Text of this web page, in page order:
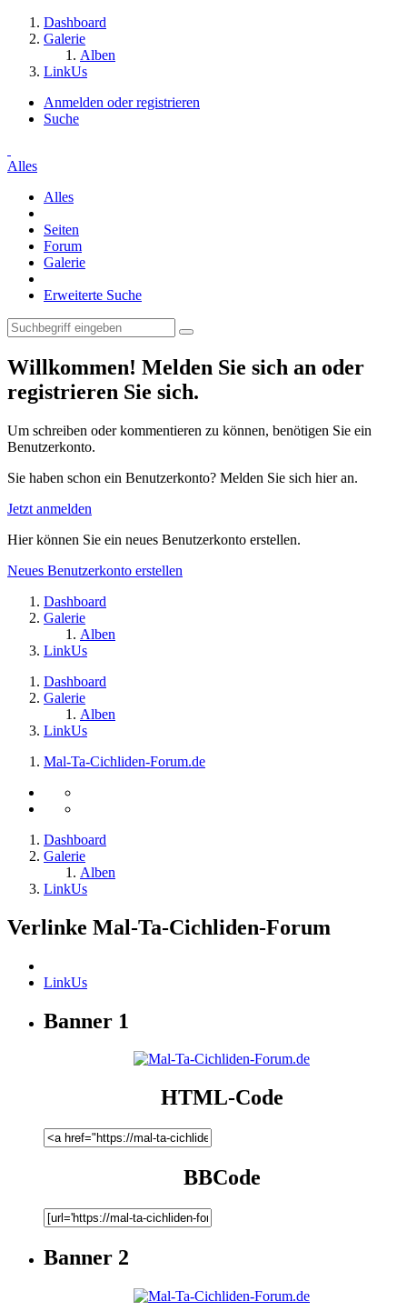
Dashboard
Galerie
Alben
LinkUs
Anmelden oder registrieren
Suche
Alles
Alles
Seiten
Forum
Galerie
Erweiterte Suche
Willkommen! Melden Sie sich an oder
registrieren Sie sich.
Um schreiben oder kommentieren zu können, benötigen Sie ein
Benutzerkonto.
Sie haben schon ein Benutzerkonto? Melden Sie sich hier an.
Jetzt anmelden
Hier können Sie ein neues Benutzerkonto erstellen.
Neues Benutzerkonto erstellen
Dashboard
Galerie
Alben
LinkUs
Dashboard
Galerie
Alben
LinkUs
Mal-Ta-Cichliden-Forum.de
Dashboard
Galerie
Alben
LinkUs
Verlinke Mal-Ta-Cichliden-Forum
LinkUs
Banner 1
HTML-Code
BBCode
Banner 2